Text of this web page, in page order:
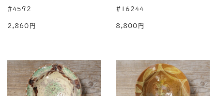
#4592
2,860円
#16244
8,800円